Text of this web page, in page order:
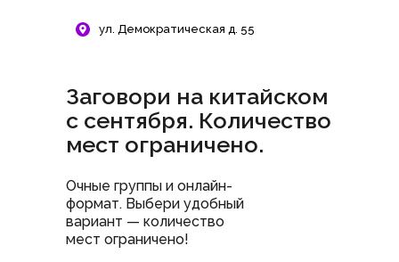
Очные группы и онлайн-
формат. Выбери удобный
вариант — количество
мест ограничено!
Заговори на китайском
с сентября. Количество
мест ограничено.
ул. Демократическая д. 55